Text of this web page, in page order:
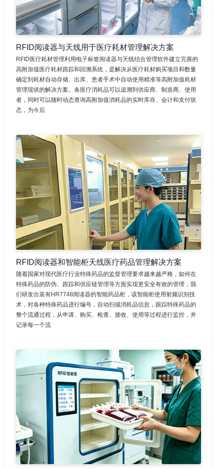
RFID阅读器与天线用于医疗耗材管理解决方案
RFID医疗耗材管理利用电子标签阅读器与天线结合管理软件建立完善的
高附加值医疗耗材跟踪和回溯系统，是解决从医疗耗材购买项目和数量
确定到耗材自动存储、出库、患者手术中自动使用精准等高附加值耗材
管理现状的解决方案。各医疗消耗品可以追溯到供应商、制造商、使用
者，同时可以随时动态查询高附加值消耗品的实时库存、会计和支付状
态，为今后
RFID阅读器和智能柜天线医疗药品管理解决方案
随着国家对现代医疗行业特殊药品的监督管理要求越来越严格，如何在
特殊药品的防伪、跟踪和供应链管理等方面实现更安全有效的管理，我
们研发出装有HR7748阅读器的智能药品柜，该智能柜使用射频识别技
术，对各种特殊药品进行编号，自动扫描消耗品信息，跟踪特殊药品的
整个流通过程，从申请、购买、检查、接收、使用等过程进行监控，并
记录每一个流